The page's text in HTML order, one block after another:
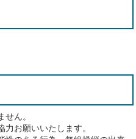
せん。
力お願いいたします。